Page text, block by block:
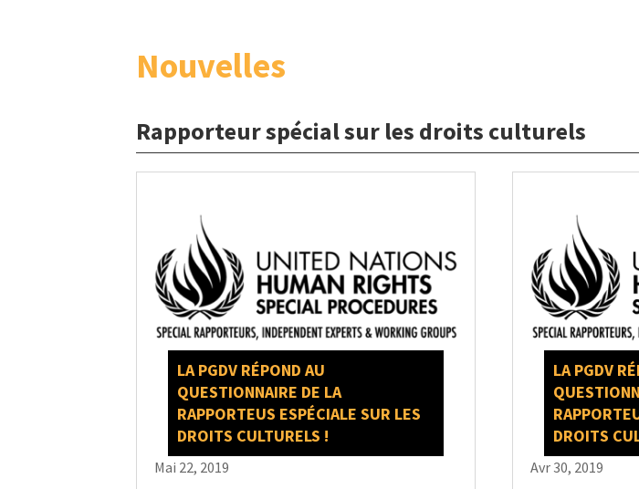
Nouvelles
Rapporteur spécial sur les droits culturels
LA PGDV RÉPOND AU
QUESTIONNAIRE DE LA
RAPPORTEUS ESPÉCIALE SUR LES
DROITS CULTURELS !
Mai 22, 2019
LA PGDV
DROITS
Avr 30, 2019